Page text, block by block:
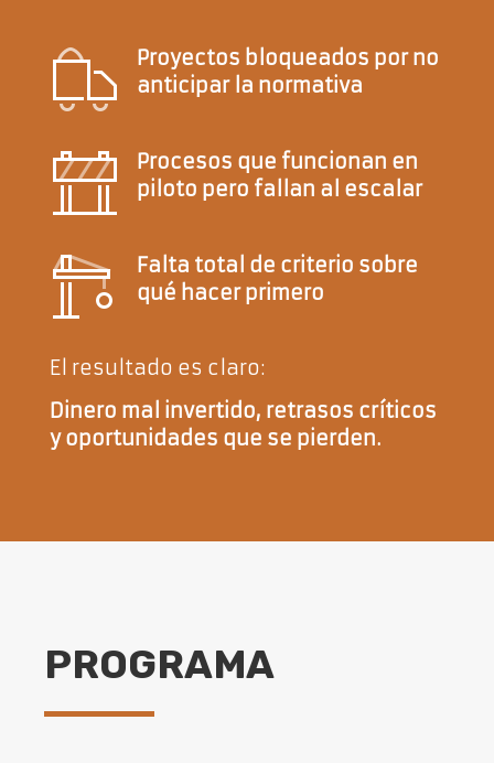
Proyectos bloqueados por no
anticipar la normativa
Procesos que funcionan en
piloto pero fallan al escalar
Falta total de criterio sobre
qué hacer primero
El resultado es claro:
Dinero mal invertido, retrasos críticos
y oportunidades que se pierden.
PROGRAMA